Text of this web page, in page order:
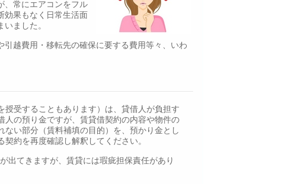
、常にエアコンをフル
効果もなく日常生活面
ました。
越費用・移転先の確保に要する費用等々、いわ
受することもあります）は、貸借人が負担す
の預り金ですが、賃貸借契約の内容や物件の
い部分（賃料補填の目的）を、預かり金とし
約を再度確認し解釈してください。
出てきますが、賃貸には瑕疵担保責任があり